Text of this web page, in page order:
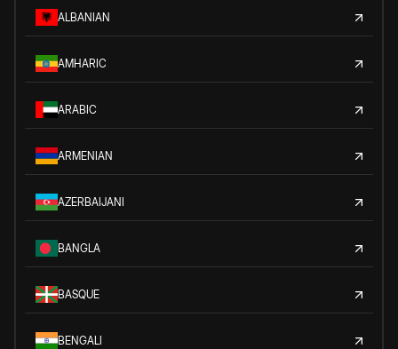
ALBANIAN
AMHARIC
ARABIC
ARMENIAN
AZERBAIJANI
BANGLA
BASQUE
BENGALI